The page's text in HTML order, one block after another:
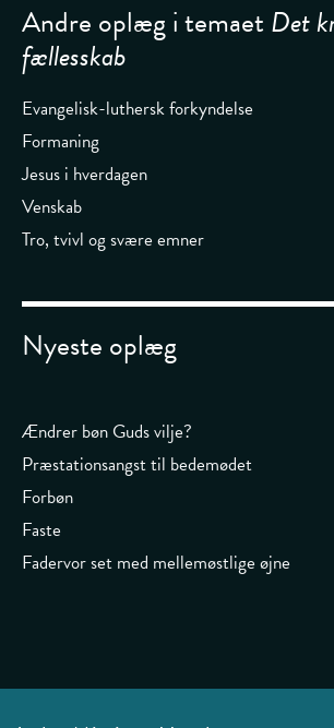
Andre oplæg i temaet Det
fællesskab
Evangelisk-luthersk forkyndelse
Formaning
Jesus i hverdagen
Venskab
Tro, tvivl og svære emner
Nyeste oplæg
Ændrer bøn Guds vilje?
Præstationsangst til bedemødet
Forbøn
Faste
Fadervor set med mellemøstlige øjne